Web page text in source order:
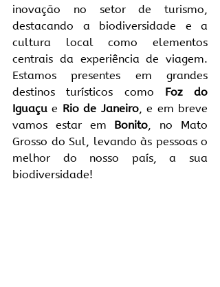
inovação no setor de turismo,
destacando a biodiversidade e a
cultura local como elementos
centrais da experiência de viagem.
Estamos presentes em grandes
destinos turísticos como Foz do
Iguaçu e Rio de Janeiro, e em breve
vamos estar em Bonito, no Mato
Grosso do Sul, levando às pessoas o
melhor do nosso país, a sua
biodiversidade!